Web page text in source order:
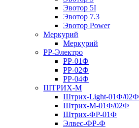
Эвотор 5I
Эвотор 7.3
Эвотор Power
Меркурий
Меркурий
РР-Электро
РР-01Ф
РР-02Ф
РР-04Ф
ШТРИХ-М
Штрих-Light-01Ф/02Ф
Штрих-М-01Ф/02Ф
Штрих-ФР-01Ф
Элвес-ФР-Ф